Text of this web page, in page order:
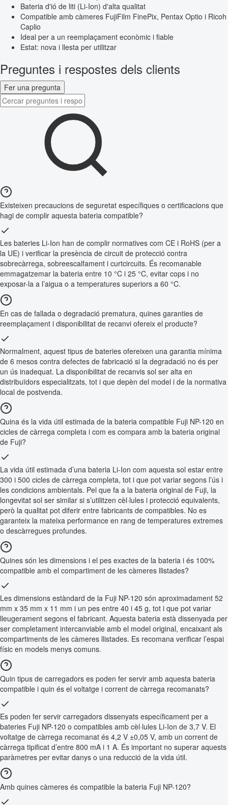
Bateria d'ió de liti (Li-Ion) d'alta qualitat
Compatible amb càmeres FujiFilm FinePix, Pentax Optio i Ricoh
Caplio
Ideal per a un reemplaçament econòmic i fiable
Estat: nova i llesta per utilitzar
Preguntes i respostes dels clients
Fer una pregunta
Existeixen precaucions de seguretat específiques o certificacions que
hagi de complir aquesta bateria compatible?
Les bateries Li-Ion han de complir normatives com CE i RoHS (per a
la UE) i verificar la presència de circuit de protecció contra
sobrecàrrega, sobreescalfament i curtcircuits. És recomanable
emmagatzemar la bateria entre 10 °C i 25 °C, evitar cops i no
exposar-la a l’aigua o a temperatures superiors a 60 °C.
En cas de fallada o degradació prematura, quines garanties de
reemplaçament i disponibilitat de recanvi ofereix el producte?
Normalment, aquest tipus de bateries ofereixen una garantia mínima
de 6 mesos contra defectes de fabricació si la degradació no és per
un ús inadequat. La disponibilitat de recanvis sol ser alta en
distribuïdors especialitzats, tot i que depèn del model i de la normativa
local de postvenda.
Quina és la vida útil estimada de la bateria compatible Fuji NP-120 en
cicles de càrrega completa i com es compara amb la bateria original
de Fuji?
La vida útil estimada d’una bateria Li-Ion com aquesta sol estar entre
300 i 500 cicles de càrrega completa, tot i que pot variar segons l’ús i
les condicions ambientals. Pel que fa a la bateria original de Fuji, la
longevitat sol ser similar si s’utilitzen cèl·lules i protecció equivalents,
però la qualitat pot diferir entre fabricants de compatibles. No es
garanteix la mateixa performance en rang de temperatures extremes
o descàrregues profundes.
Quines són les dimensions i el pes exactes de la bateria i és 100%
compatible amb el compartiment de les càmeres llistades?
Les dimensions estàndard de la Fuji NP-120 són aproximadament 52
mm x 35 mm x 11 mm i un pes entre 40 i 45 g, tot i que pot variar
lleugerament segons el fabricant. Aquesta bateria està dissenyada per
ser completament intercanviable amb el model original, encaixant als
compartiments de les càmeres llistades. Es recomana verificar l’espai
físic en models menys comuns.
Quin tipus de carregadors es poden fer servir amb aquesta bateria
compatible i quin és el voltatge i corrent de càrrega recomanats?
Es poden fer servir carregadors dissenyats específicament per a
bateries Fuji NP-120 o compatibles amb cèl·lules Li-Ion de 3,7 V. El
voltatge de càrrega recomanat és 4,2 V ±0,05 V, amb un corrent de
càrrega tipificat d’entre 800 mA i 1 A. És important no superar aquests
paràmetres per evitar danys o una reducció de la vida útil.
Amb quines càmeres és compatible la bateria Fuji NP-120?